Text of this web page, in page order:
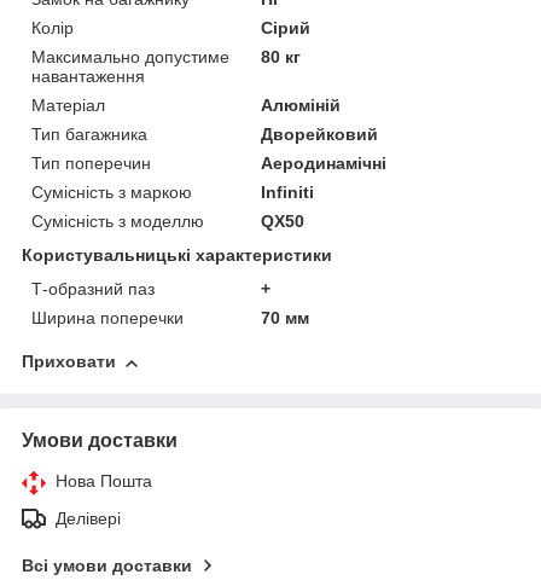
Колір
Сірий
Максимально допустиме
навантаження
80 кг
Матеріал
Алюміній
Тип багажника
Дворейковий
Тип поперечин
Аеродинамічні
Сумісність з маркою
Infiniti
Сумісність з моделлю
QX50
Користувальницькі характеристики
Т-образний паз
+
Ширина поперечки
70 мм
Приховати
Умови доставки
Нова Пошта
Делівері
Всі умови доставки